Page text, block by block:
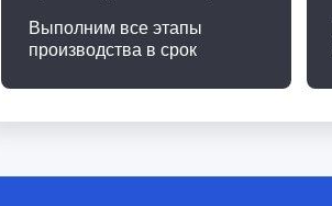
Выполним все этапы
производства в срок